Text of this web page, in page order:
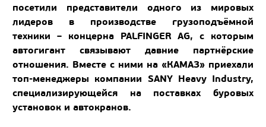
посетили представители одного из мировых
лидеров в производстве грузоподъёмной
техники – концерна PALFINGER AG, с которым
автогигант связывают давние партнёрские
отношения. Вместе с ними на «КАМАЗ» приехали
топ-менеджеры компании SANY Heavy Industry,
специализирующейся на поставках буровых
установок и автокранов.